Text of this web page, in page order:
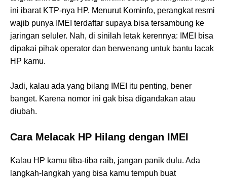
ini ibarat KTP-nya HP. Menurut Kominfo, perangkat resmi
wajib punya IMEI terdaftar supaya bisa tersambung ke
jaringan seluler. Nah, di sinilah letak kerennya: IMEI bisa
dipakai pihak operator dan berwenang untuk bantu lacak
HP kamu.
Jadi, kalau ada yang bilang IMEI itu penting, bener
banget. Karena nomor ini gak bisa digandakan atau
diubah.
Cara Melacak HP Hilang dengan IMEI
Kalau HP kamu tiba-tiba raib, jangan panik dulu. Ada
langkah-langkah yang bisa kamu tempuh buat